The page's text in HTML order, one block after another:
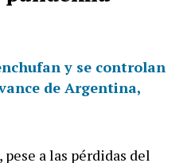
y se controlan
de Argentina,
a las pérdidas del